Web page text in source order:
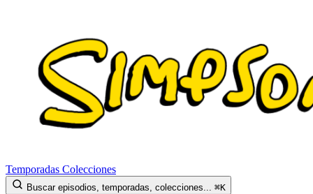
Temporadas Colecciones
Buscar episodios, temporadas, colecciones... ⌘K